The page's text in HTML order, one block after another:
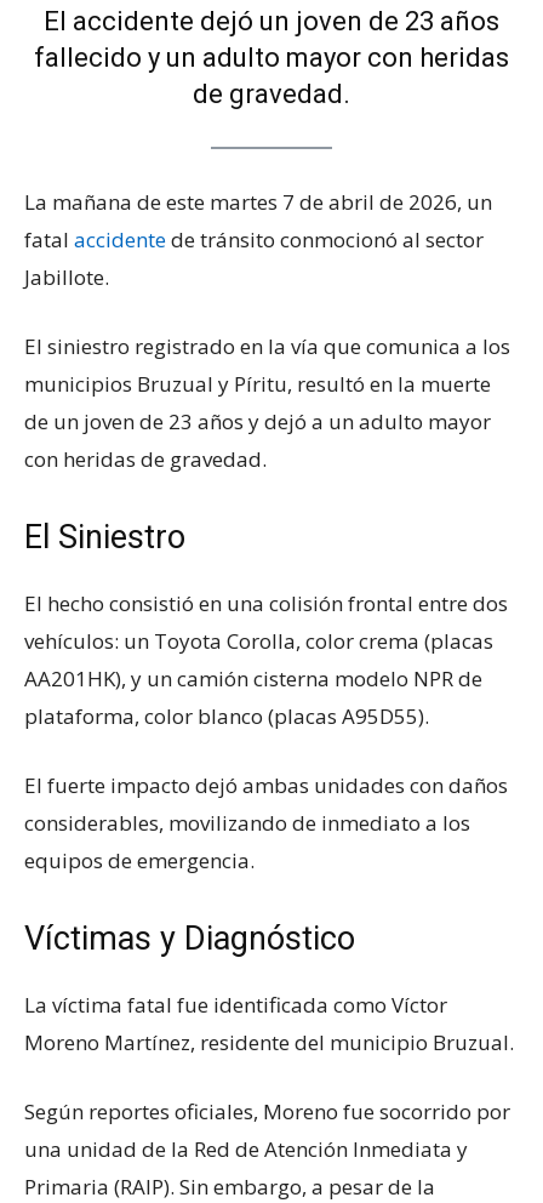
El accidente dejó un joven de 23 años
fallecido y un adulto mayor con heridas
de gravedad.
La mañana de este martes 7 de abril de 2026, un
fatal accidentede tránsito conmocionó al sector
Jabillote.
El siniestro registrado en la vía que comunica a los
municipios Bruzual y Píritu, resultó en la muerte
de un joven de 23 años y dejó a un adulto mayor
con heridas de gravedad.
El Siniestro
El hecho consistió en una colisión frontal entre dos
vehículos: un Toyota Corolla, color crema (placas
AA201HK), y un camión cisterna modelo NPR de
plataforma, color blanco (placas A95D55).
El fuerte impacto dejó ambas unidades con daños
considerables, movilizando de inmediato a los
equipos de emergencia.
Víctimas y Diagnóstico
La víctima fatal fue identificada como Víctor
Moreno Martínez, residente del municipio Bruzual.
Según reportes oficiales, Moreno fue socorrido por
una unidad de la Red de Atención Inmediata y
Primaria (RAIP). Sin embargo, a pesar de la